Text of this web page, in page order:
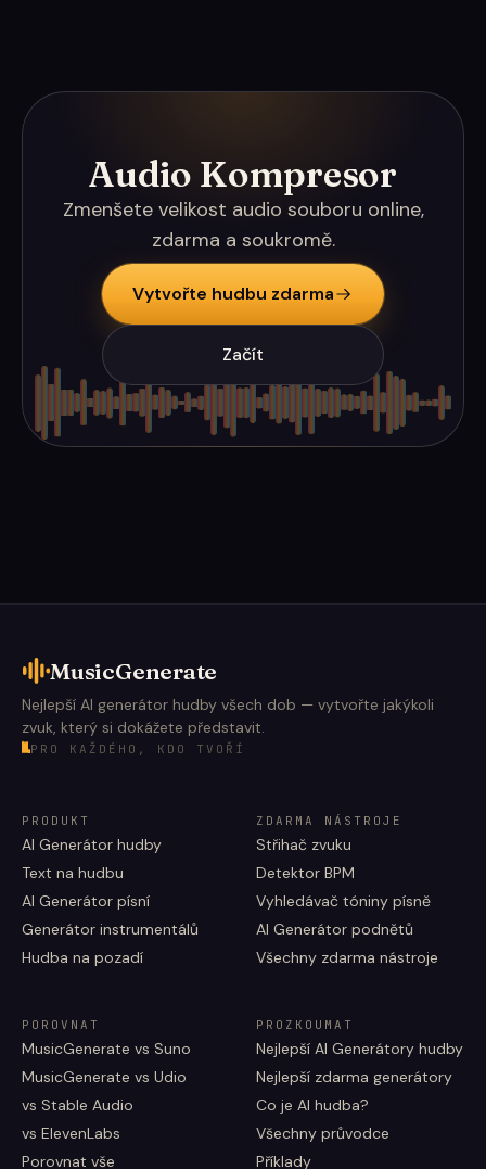
Audio Kompresor
Zmenšete velikost audio souboru online,
zdarma a soukromě.
Vytvořte hudbu zdarma
Začít
MusicGenerate
Nejlepší AI generátor hudby všech dob — vytvořte jakýkoli
zvuk, který si dokážete představit.
PRO KAŽDÉHO, KDO TVOŘÍ
PRODUKT
AI Generátor hudby
Text na hudbu
AI Generátor písní
Generátor instrumentálů
Hudba na pozadí
ZDARMA NÁSTROJE
Střihač zvuku
Detektor BPM
Vyhledávač tóniny písně
AI Generátor podnětů
Všechny zdarma nástroje
POROVNAT
MusicGenerate vs Suno
MusicGenerate vs Udio
vs Stable Audio
vs ElevenLabs
Porovnat vše
PROZKOUMAT
Nejlepší AI Generátory hudby
Nejlepší zdarma generátory
Co je AI hudba?
Všechny průvodce
Příklady